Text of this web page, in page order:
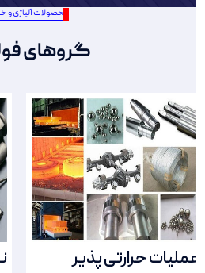
محصولات آلیاژی
گروهای
عملیات حرارتی پذیر